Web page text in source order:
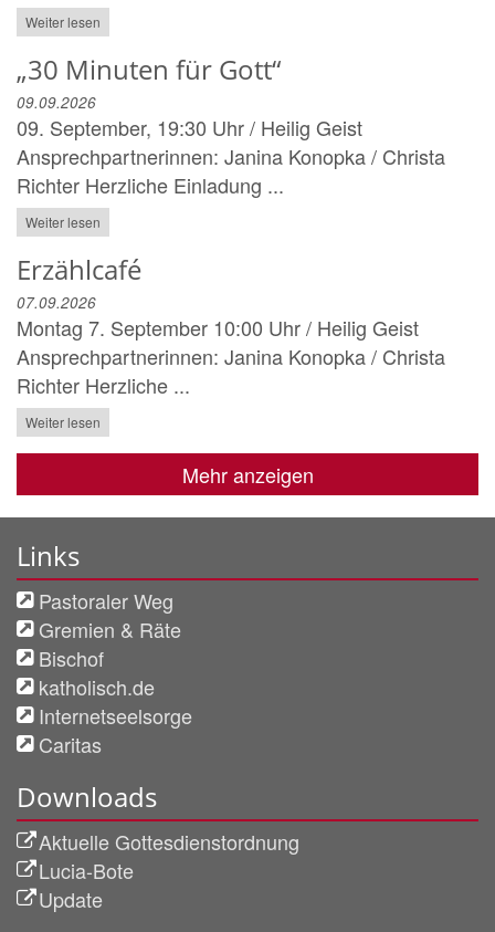
Weiter lesen
„30 Minuten für Gott“
09.09.2026
09. September, 19:30 Uhr / Heilig Geist
Ansprechpartnerinnen: Janina Konopka / Christa
Richter Herzliche Einladung ...
Weiter lesen
Erzählcafé
07.09.2026
Montag 7. September 10:00 Uhr / Heilig Geist
Ansprechpartnerinnen: Janina Konopka / Christa
Richter Herzliche ...
Weiter lesen
Mehr anzeigen
Links
Pastoraler Weg
Gremien & Räte
Bischof
katholisch.de
Internetseelsorge
Caritas
Downloads
Aktuelle Gottesdienstordnung
Lucia-Bote
Update